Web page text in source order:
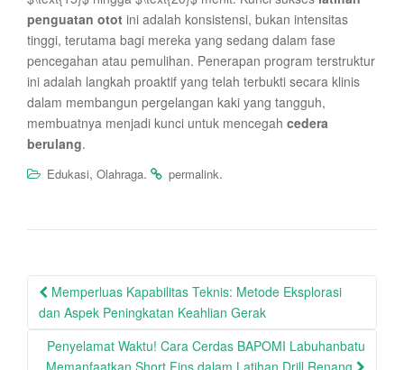
penguatan otot ini adalah konsistensi, bukan intensitas
tinggi, terutama bagi mereka yang sedang dalam fase
pencegahan atau pemulihan. Penerapan program terstruktur
ini adalah langkah proaktif yang telah terbukti secara klinis
dalam membangun pergelangan kaki yang tangguh,
membuatnya menjadi kunci untuk mencegah cedera
berulang.
Edukasi, Olahraga. permalink.
Post
navigation
Memperluas Kapabilitas Teknis: Metode Eksplorasi
dan Aspek Peningkatan Keahlian Gerak
Penyelamat Waktu! Cara Cerdas BAPOMI Labuhanbatu
Memanfaatkan Short Fins dalam Latihan Drill Renang